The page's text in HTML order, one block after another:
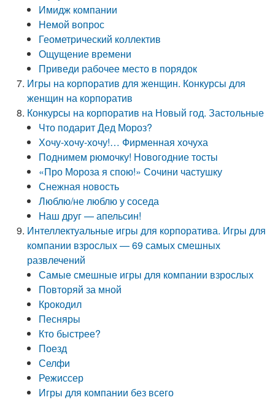
Имидж компании
Немой вопрос
Геометрический коллектив
Ощущение времени
Приведи рабочее место в порядок
Игры на корпоратив для женщин. Конкурсы для
женщин на корпоратив
Конкурсы на корпоратив на Новый год. Застольные
Что подарит Дед Мороз?
Хочу-хочу-хочу!… Фирменная хочуха
Поднимем рюмочку! Новогодние тосты
«Про Мороза я спою!» Сочини частушку
Снежная новость
Люблю/не люблю у соседа
Наш друг — апельсин!
Интеллектуальные игры для корпоратива. Игры для
компании взрослых — 69 самых смешных
развлечений
Самые смешные игры для компании взрослых
Повторяй за мной
Крокодил
Песняры
Кто быстрее?
Поезд
Селфи
Режиссер
Игры для компании без всего